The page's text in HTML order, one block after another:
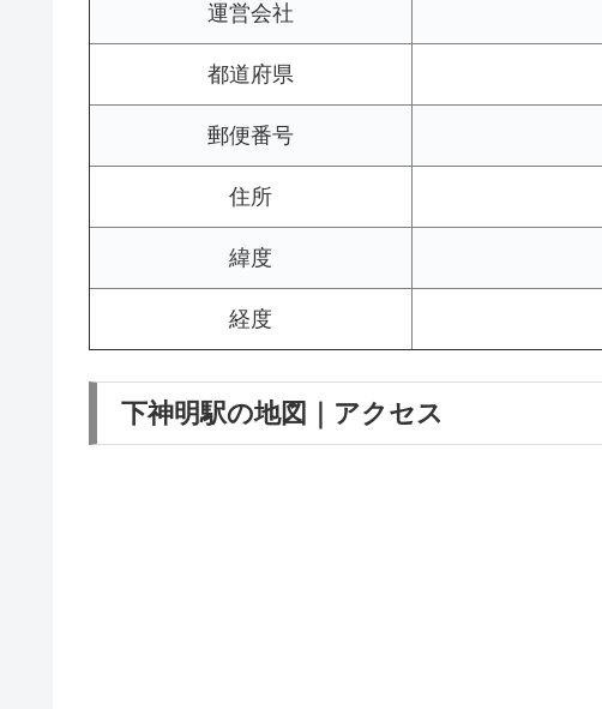
運営会社
都道府県
郵便番号
住所
緯度
経度
下神明駅の地図｜アクセス